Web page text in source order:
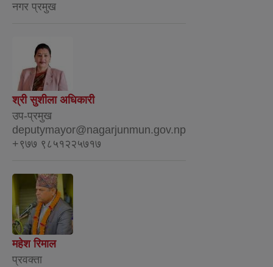
नगर प्रमुख
श्री सुशीला अधिकारी
उप-प्रमुख
deputymayor@nagarjunmun.gov.np
+९७७ ९८५१२२५७१७
महेश रिमाल
प्रवक्ता